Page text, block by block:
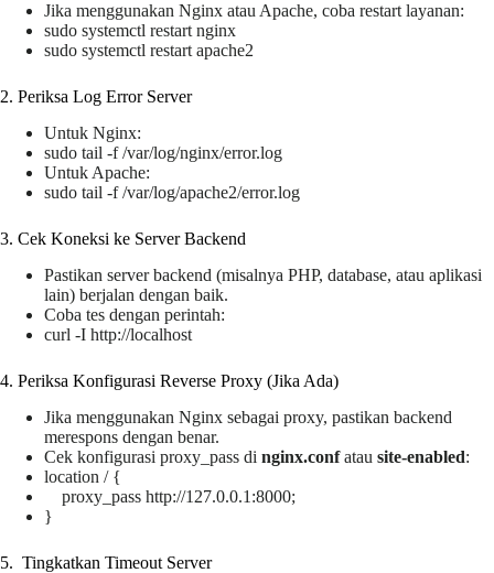
Jika menggunakan Nginx atau Apache, coba restart layanan:
sudo systemctl restart nginx
sudo systemctl restart apache2
2️. Periksa Log Error Server
Untuk Nginx:
sudo tail -f /var/log/nginx/error.log
Untuk Apache:
sudo tail -f /var/log/apache2/error.log
3️. Cek Koneksi ke Server Backend
Pastikan server backend (misalnya PHP, database, atau aplikasi
lain) berjalan dengan baik.
Coba tes dengan perintah:
curl -I http://localhost
4️. Periksa Konfigurasi Reverse Proxy (Jika Ada)
Jika menggunakan Nginx sebagai proxy, pastikan backend
merespons dengan benar.
Cek konfigurasi proxy_pass di nginx.confatau site-enabled:
location / {
proxy_pass http://127.0.0.1:8000;
}
5️. Tingkatkan Timeout Server